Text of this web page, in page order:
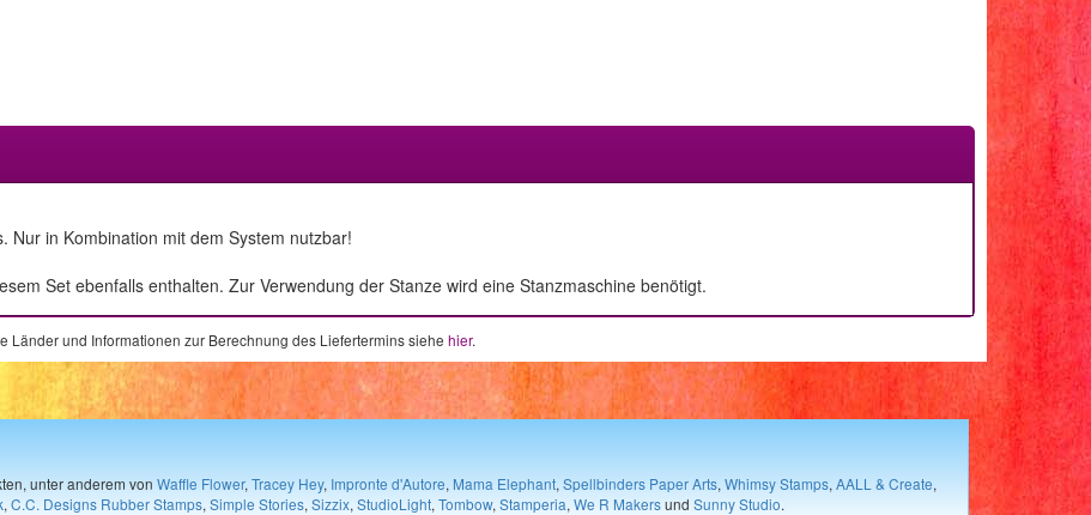
Nur in Kombination mit dem System nutzbar!
Set ebenfalls enthalten. Zur Verwendung der Stanze wird eine Stanzmaschine benötigt.
und Informationen zur Berechnung des Liefertermins siehe hier.
unter anderem von Waffle Flower, Tracey Hey, Impronte d'Autore, Mama Elephant, Spellbinders Paper Arts, Whimsy Stamps, AALL & Create,
, C.C. Designs Rubber Stamps, Simple Stories, Sizzix, StudioLight, Tombow, Stamperia, We R Makersund Sunny Studio.